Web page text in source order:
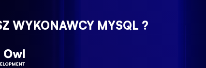
WYKONAWCY MYSQL ?